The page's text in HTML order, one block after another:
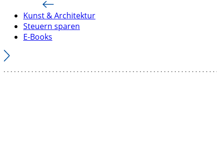
Kunst & Architektur
Steuern sparen
E-Books